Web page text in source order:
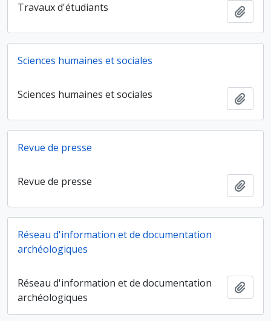
Travaux d'étudiants
Sciences humaines et sociales
Sciences humaines et sociales
Revue de presse
Revue de presse
Réseau d'information et de documentation
archéologiques
Réseau d'information et de documentation
archéologiques